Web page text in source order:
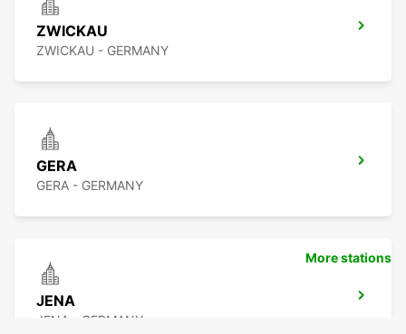
ZWICKAU
ZWICKAU - GERMANY
GERA
GERA - GERMANY
JENA
JENA - GERMANY
More stations